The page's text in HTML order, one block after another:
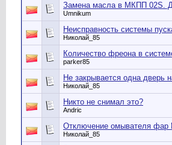
Замена масла в МКПП 02S.
Umnikum
Неисправность системы
Николай_85
Количество фреона в
parker85
Не закрывается одна дверь
Николай_85
Никто не снимал это?
Andric
Отключение омывателя фар
Николай_85